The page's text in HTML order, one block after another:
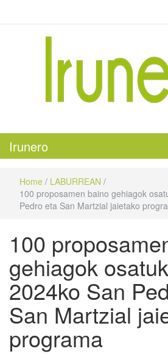
Irunero
Home / LABURREAN /
100 proposamen baino gehiagok
Pedro eta San Martzial jaietako
100
gehiagok
2024ko San
San Martzial
programa